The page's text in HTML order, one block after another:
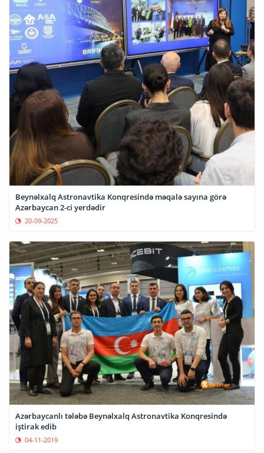
Beynəlxalq Astronavtika Konqresində məqalə sayına görə
Azərbaycan 2-ci yerdədir
20-09-2025
Azərbaycanlı tələbə Beynəlxalq Astronavtika Konqresində
iştirak edib
04-11-2019